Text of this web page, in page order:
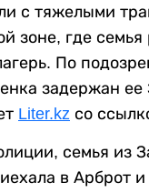
с тяжелыми
зоне, где семья
По
задержан ее
Liter.kz со
семья из
в Арброт и